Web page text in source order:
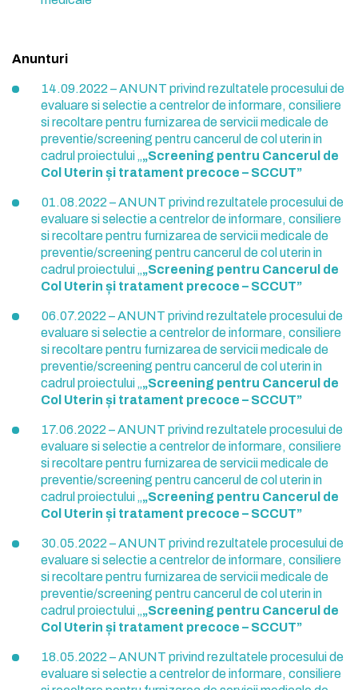
Anunturi
14.09.2022 – ANUNT privind rezultatele procesului de
evaluare si selectie a centrelor de informare, consiliere
si recoltare pentru furnizarea de servicii medicale de
preventie/screening pentru cancerul de col uterin in
cadrul proiectului „„Screening pentru Cancerul de
Col Uterin și tratament precoce – SCCUT”
01.08.2022 – ANUNT privind rezultatele procesului de
evaluare si selectie a centrelor de informare, consiliere
si recoltare pentru furnizarea de servicii medicale de
preventie/screening pentru cancerul de col uterin in
cadrul proiectului „„Screening pentru Cancerul de
Col Uterin și tratament precoce – SCCUT”
06.07.2022 – ANUNT privind rezultatele procesului de
evaluare si selectie a centrelor de informare, consiliere
si recoltare pentru furnizarea de servicii medicale de
preventie/screening pentru cancerul de col uterin in
cadrul proiectului „„Screening pentru Cancerul de
Col Uterin și tratament precoce – SCCUT”
17.06.2022 – ANUNT privind rezultatele procesului de
evaluare si selectie a centrelor de informare, consiliere
si recoltare pentru furnizarea de servicii medicale de
preventie/screening pentru cancerul de col uterin in
cadrul proiectului „„Screening pentru Cancerul de
Col Uterin și tratament precoce – SCCUT”
30.05.2022 – ANUNT privind rezultatele procesului de
evaluare si selectie a centrelor de informare, consiliere
si recoltare pentru furnizarea de servicii medicale de
preventie/screening pentru cancerul de col uterin in
cadrul proiectului „„Screening pentru Cancerul de
Col Uterin și tratament precoce – SCCUT”
18.05.2022 – ANUNT privind rezultatele procesului de
evaluare si selectie a centrelor de informare, consiliere